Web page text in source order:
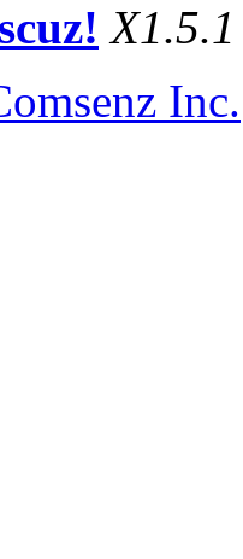
X1.5.1
Inc.